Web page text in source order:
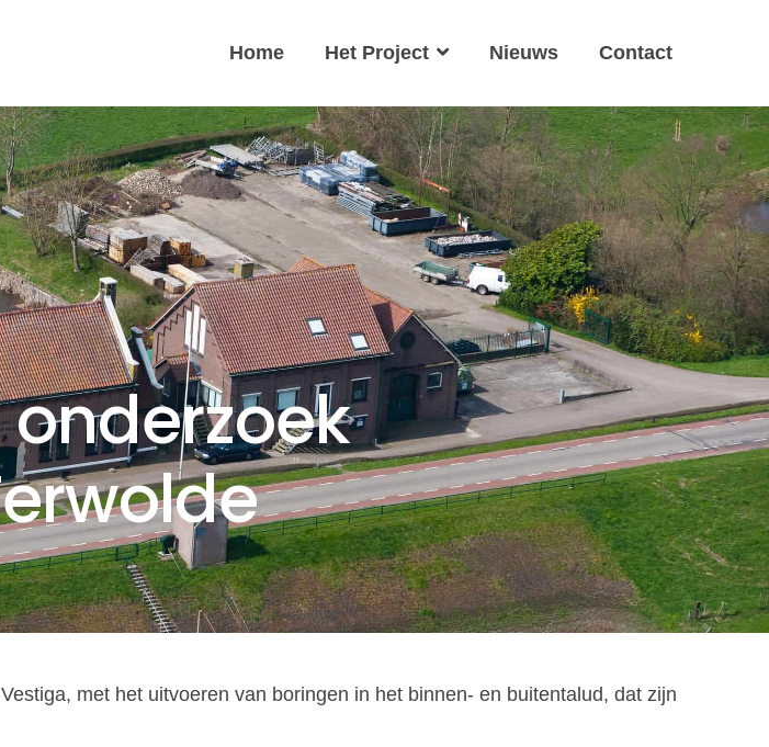
Home Het Project Nieuws Contact
met het uitvoeren van boringen in het binnen- en buitentalud, dat zijn